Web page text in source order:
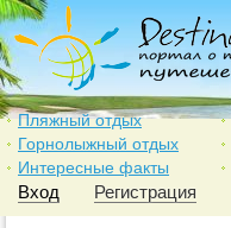
Пляжный отдых
Горнолыжный отдых
Интересные факты
Вход Регистрация